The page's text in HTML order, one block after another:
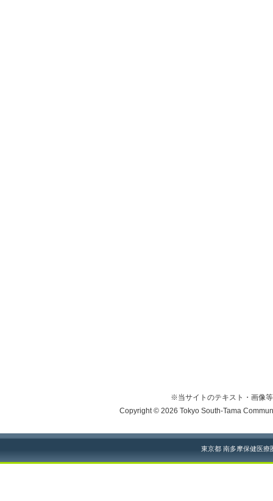
※当サイトのテキスト・画像
Copyright © 2026 Tokyo South-Tama
東京都 南多摩保健医療